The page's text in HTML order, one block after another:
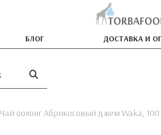
БЛОГ ДОСТАВКА И
Чай оолонг Абрикосовый джем Waka,